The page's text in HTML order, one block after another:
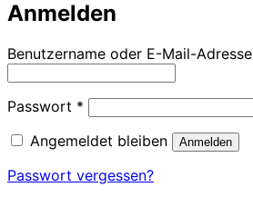
Anmelden
Benutzername oder E-Mail-Adresse
Passwort * Erforderlich
Angemeldet bleiben
Anmelden
Passwort vergessen?